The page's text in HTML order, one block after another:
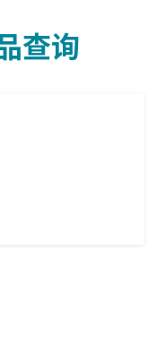
查询